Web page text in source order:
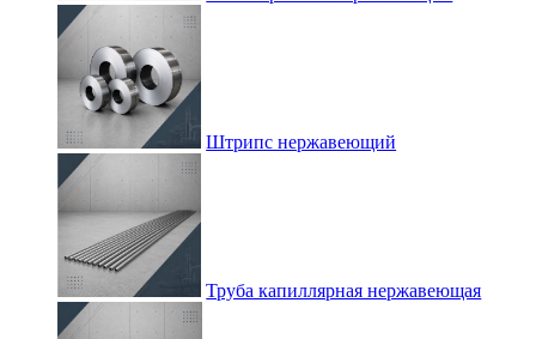
Штрипс нержавеющий
Труба капиллярная нержавеющая